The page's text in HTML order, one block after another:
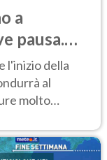
a
pausa.
l'inizio della
al
molto